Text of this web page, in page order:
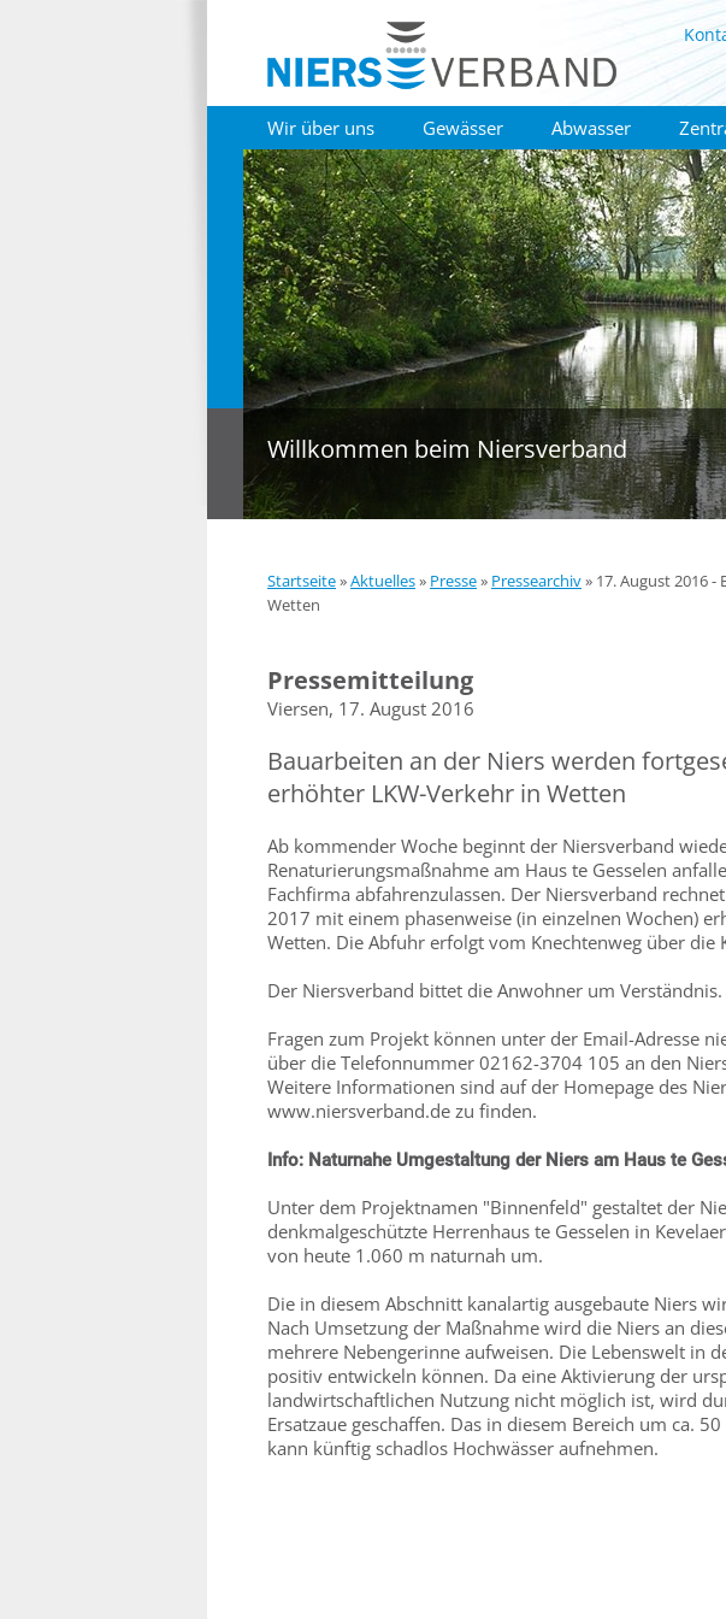
Wir über uns Gewässer Abwasser
Willkommen beim Niersverband
Startseite»Aktuelles» Presse» Pressearchiv» 17. August 2016
Wetten
Pressemitteilung
Viersen, 17. August 2016
Bauarbeiten an der Niers werden
erhöhter LKW-Verkehr in Wetten
Ab kommender Woche beginnt der Niersverband
Renaturierungsmaßnahme am Haus te Gesselen
Fachfirma abfahrenzulassen. Der Niersverband
2017 mit einem phasenweise (in einzelnen Wochen)
Wetten. Die Abfuhr erfolgt vom Knechtenweg über die
Der Niersverband bittet die Anwohner um Verständnis.
Fragen zum Projekt können unter der Email-Adresse
über die Telefonnummer 02162-3704 105 an den
Weitere Informationen sind auf der Homepage des
www.niersverband.de zu finden.
Info: Naturnahe Umgestaltung der Niers am Haus te
Unter dem Projektnamen "Binnenfeld" gestaltet der
denkmalgeschützte Herrenhaus te Gesselen in
von heute 1.060 m naturnah um.
Die in diesem Abschnitt kanalartig ausgebaute Niers
Nach Umsetzung der Maßnahme wird die Niers an
mehrere Nebengerinne aufweisen. Die Lebenswelt in
positiv entwickeln können. Da eine Aktivierung der
landwirtschaftlichen Nutzung nicht möglich ist, wird
Ersatzaue geschaffen. Das in diesem Bereich um ca.
kann künftig schadlos Hochwässer aufnehmen.